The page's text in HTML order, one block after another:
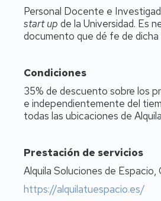
Personal Docente e
start up de la Universidad. Es
documento que dé fe de dicha
Condiciones
35% de descuento sobre los
e independientemente del
todas las ubicaciones de
Prestación de servicios
Alquila Soluciones de
https://alquilatuespacio.es/